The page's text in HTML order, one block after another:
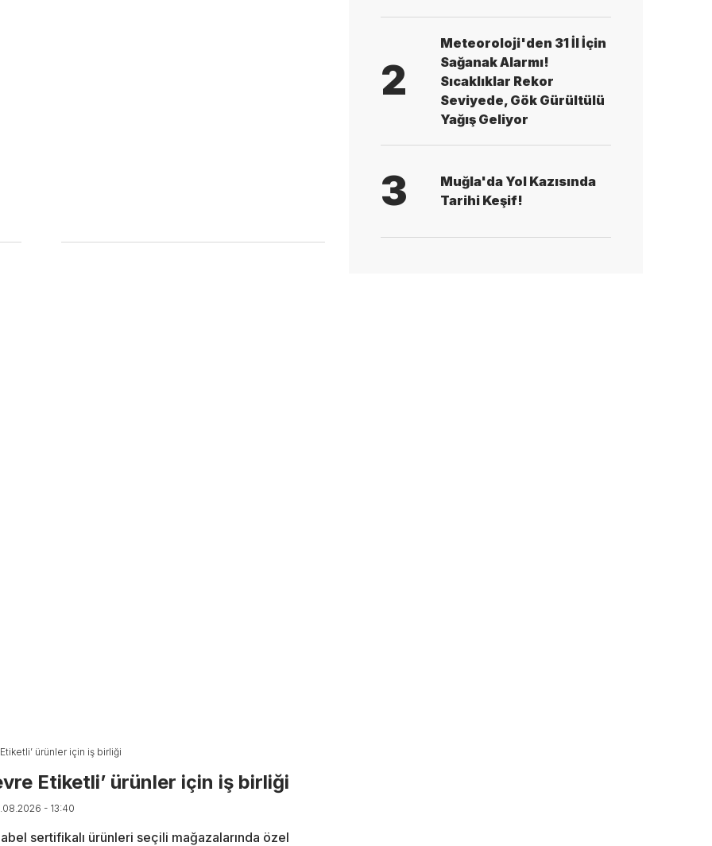
ürünler için iş birliği
Etiketli’ ürünler için iş birliği
- 13:40
sertifikalı ürünleri seçili mağazalarında özel
2
Meteoroloji'den 31 İl İçin
Sağanak Alarmı!
Sıcaklıklar Rekor
Seviyede, Gök Gürültülü
Yağış Geliyor
3
Muğla'da Yol Kazısında
Tarihi Keşif!